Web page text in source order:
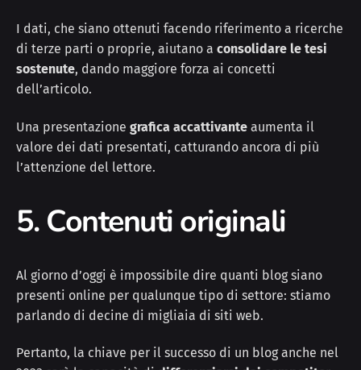
I dati, che siano ottenuti facendo riferimento a ricerche
di terze parti o proprie, aiutano a consolidare le tesi
sostenute, dando maggiore forza ai concetti
dell’articolo.
Una presentazione grafica accattivante aumenta il
valore dei dati presentati, catturando ancora di più
l’attenzione del lettore.
5. Contenuti originali
Al giorno d’oggi è impossibile dire quanti blog siano
presenti online per qualunque tipo di settore: stiamo
parlando di decine di migliaia di siti web.
Pertanto, la chiave per il successo di un blog anche nel